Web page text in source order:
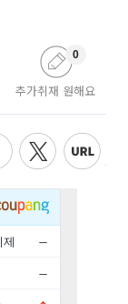
추가취재 원해요
0